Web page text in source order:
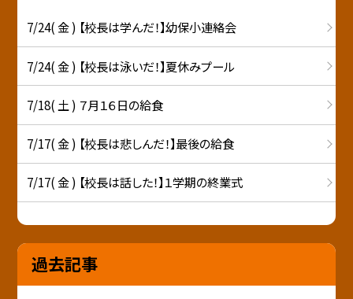
7/24( 金 ) 【校長は学んだ！】幼保小連絡会
7/24( 金 ) 【校長は泳いだ！】夏休みプール
7/18( 土 ) ７月１６日の給食
7/17( 金 ) 【校長は悲しんだ！】最後の給食
7/17( 金 ) 【校長は話した！】１学期の終業式
過去記事